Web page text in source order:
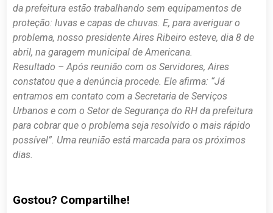
da prefeitura estão trabalhando sem equipamentos de
proteção: luvas e capas de chuvas. E, para averiguar o
problema, nosso presidente Aires Ribeiro esteve, dia 8 de
abril, na garagem municipal de Americana.
Resultado – Após reunião com os Servidores, Aires
constatou que a denúncia procede. Ele afirma: “Já
entramos em contato com a Secretaria de Serviços
Urbanos e com o Setor de Segurança do RH da prefeitura
para cobrar que o problema seja resolvido o mais rápido
possível”. Uma reunião está marcada para os próximos
dias.
Gostou? Compartilhe!